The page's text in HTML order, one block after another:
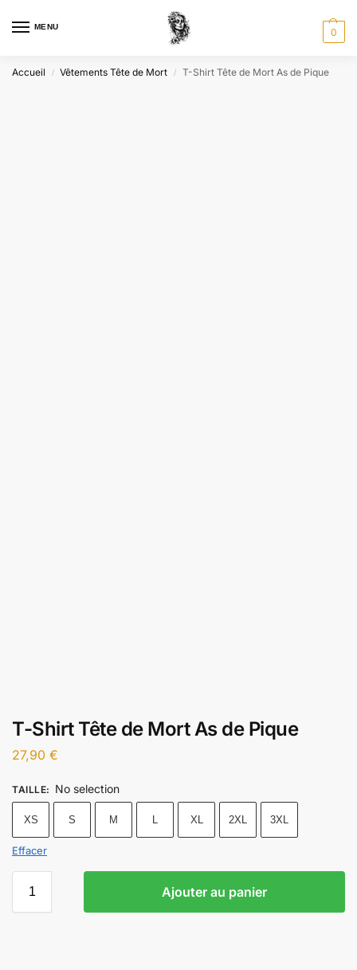
MENU 0
Accueil / Vêtements Tête de Mort / T-Shirt Tête de Mort As de Pique
T-Shirt Tête de Mort As de Pique
27,90 €
TAILLE: No selection
XS S M XL 2XL 3XL
Effacer
Ajouter au panier